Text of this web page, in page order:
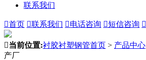
联系我们
首页 联系我们 电话咨询 短信咨询 
当前位置:衬胶衬塑钢管首页 > 产品中心
产厂